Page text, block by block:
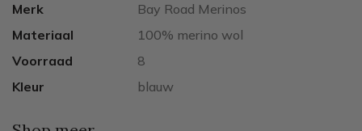
Merk
Bay Road Merinos
Materiaal
100% merino wol
Voorraad
8
Kleur
blauw